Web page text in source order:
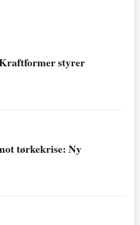
styrer
tørkekrise: Ny